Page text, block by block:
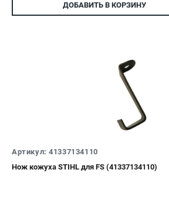
ДОБАВИТЬ В КОРЗИНУ
Артикул: 41337134110
Нож кожуха STIHL для FS (41337134110)